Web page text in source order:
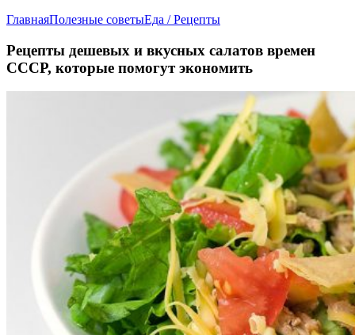
ГлавнаяПолезные советыЕда / Рецепты
Рецепты дешевых и вкусных салатов времен
СССР, которые помогут экономить